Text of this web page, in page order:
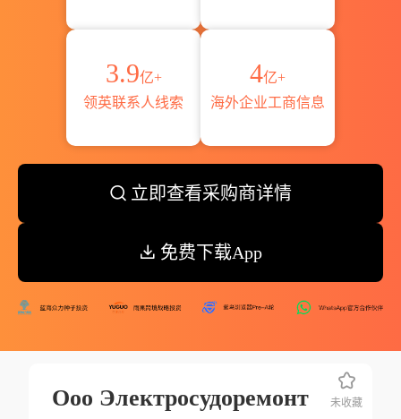
3.9亿+
领英联系人线索
4亿+
海外企业工商信息
立即查看采购商详情
免费下载App
Ооо Электросудоремонт 未收藏